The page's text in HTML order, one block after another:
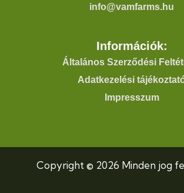
info@vamfarms.hu
Információk:
Általános Szerződési
Adatkezelési
Impresszum
Copyright © 2026 Minden jog